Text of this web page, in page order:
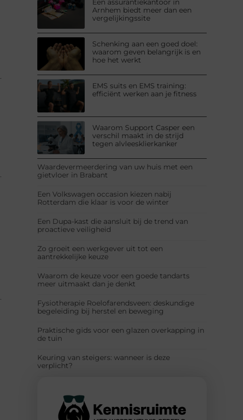
Een assurantiekantoor in
Arnhem biedt meer dan een
vergelijkingssite
Schenking aan een goed doel:
waarom geven belangrijk is en
hoe het werkt
EMS suits en EMS training:
efficiënt werken aan je fitness
Waarom Support Casper een
verschil maakt in de strijd
tegen alvleesklierkanker
Waardevermeerdering van uw huis met een
gietvloer in Brabant
Een Volkswagen occasion kiezen nabij
Rotterdam die klaar is voor de winter
Een Dupa-kast die aansluit bij de trend van
proactieve veiligheid
Zo groeit een werkgever uit tot een
aantrekkelijke keuze
Waarom de keuze voor een goede tandarts
meer uitmaakt dan je denkt
Fysiotherapie Roelofarendsveen: deskundige
begeleiding bij herstel en beweging
Praktische gids voor een glazen overkapping in
de tuin
Keuring van steigers: wanneer is deze
verplicht?